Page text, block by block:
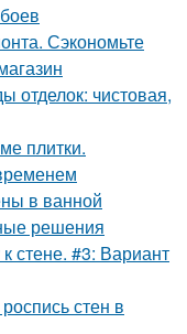
Сэкономьте
отделок: чистовая,
плитки.
в ванной
решения
стене. #3: Вариант
стен в